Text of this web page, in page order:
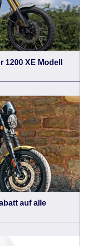
XE Modell
auf alle